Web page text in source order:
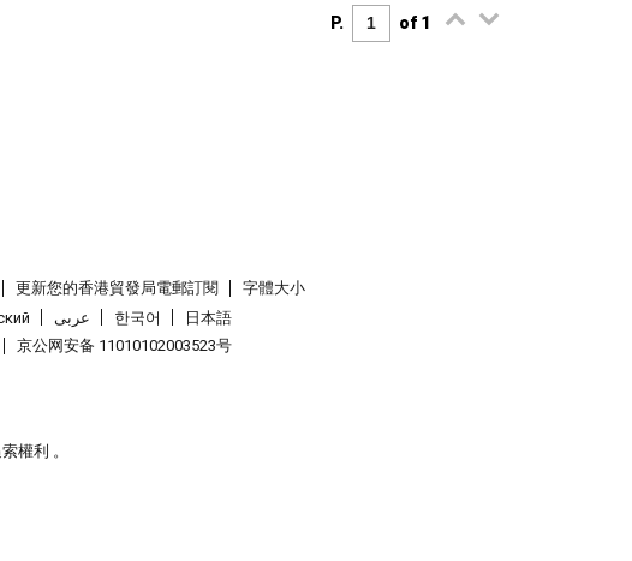
P. of 1
更新您的香港貿發局電郵訂閱
字體大小
عربى 한국어
日本語
京公网安备 11010102003523号
權利 。